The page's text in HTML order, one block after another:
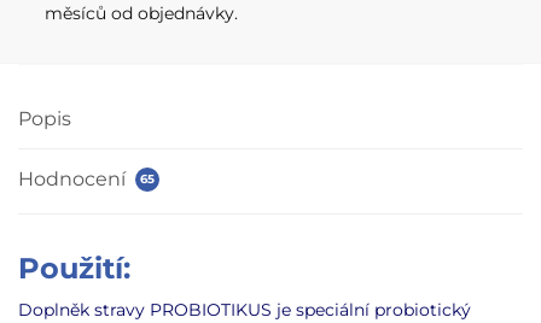
měsíců od objednávky.
Popis
Hodnocení 65
Použití:
Doplněk stravy PROBIOTIKUS je speciální probiotický